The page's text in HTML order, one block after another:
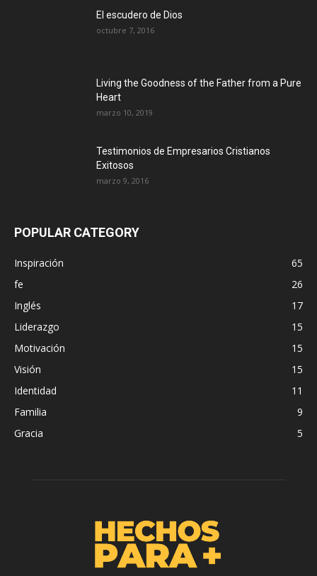
El escudero de Dios
octubre 7, 2016
Living the Goodness of the Father from a Pure
Heart
marzo 10, 2019
Testimonios de Empresarios Cristianos
Exitosos
marzo 9, 2016
POPULAR CATEGORY
Inspiración
65
fe
26
Inglés
17
Liderazgo
15
Motivación
15
Visión
15
Identidad
11
Familia
9
Gracia
5